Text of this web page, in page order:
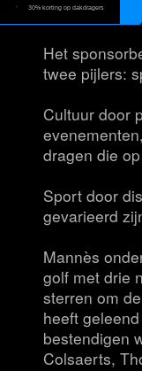
30% korting op dakdragers
relaties op
Het
twee pijlers:
Cultuur door
dragen die
Sport door
gevarieerd
Mannès
golf met drie
sterren om
heeft
bestendigen
Colsaerts,